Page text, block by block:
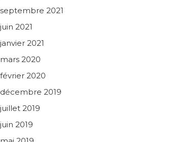
septembre 2021
juin 2021
janvier 2021
mars 2020
février 2020
décembre 2019
juillet 2019
juin 2019